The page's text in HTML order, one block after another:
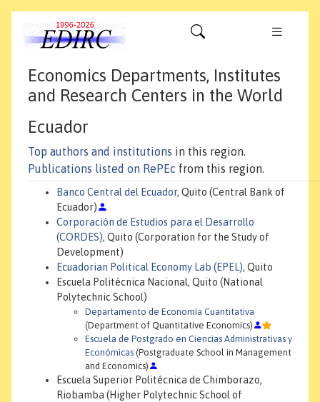
Economics Departments, Institutes
and Research Centers in the World
Ecuador
Top authors and institutions in this region.
Publications listed on RePEc from this region.
Banco Central del Ecuador, Quito (Central Bank of
Ecuador)
Corporación de Estudios para el Desarrollo
(CORDES), Quito (Corporation for the Study of
Development)
Ecuadorian Political Economy Lab (EPEL), Quito
Escuela Politécnica Nacional, Quito (National
Polytechnic School)
Departamento de Economía Cuantitativa
(Department of Quantitative Economics)
Escuela de Postgrado en Ciencias Administrativas y
Económicas (Postgraduate School in Management
and Economics)
Escuela Superior Politécnica de Chimborazo,
Riobamba (Higher Polytechnic School of